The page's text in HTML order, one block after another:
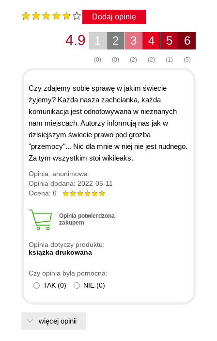
Dodaj opinię
6
(5)
5
(1)
4
(2)
3
(2)
2
(0)
1
(0)
4.9
Czy zdajemy sobie sprawę w jakim świecie
żyjemy? Każda nasza zachcianka, każda
komunikacja jest odnotowywana w nieznanych
nam miejscach. Autorzy informują nas jak w
dzisiejszym świecie prawo pod grozba
"przemocy"... Nic dla mnie w niej nie jest nudnego.
Za tym wszystkim stoi wikileaks.
Opinia: anonimowa
Opinia dodana: 2022-05-11
Ocena: 6
Opinia potwierdzona
zakupem
Opinia dotyczy produktu:
ksiązka drukowana
Czy opinia była pomocna:
TAK (0) NIE (0)
więcej opinii